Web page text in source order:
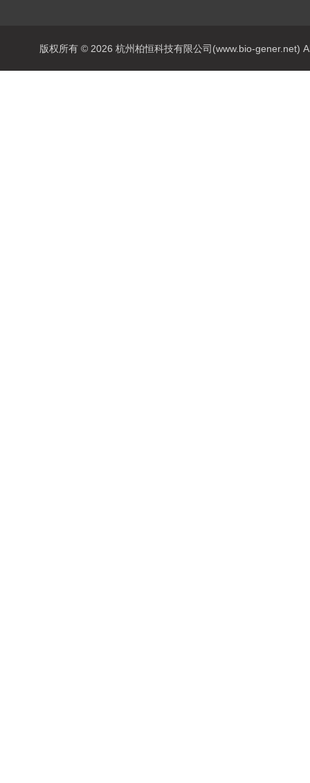
版权所有 © 2026 杭州柏恒科技有限公司(www.bio-